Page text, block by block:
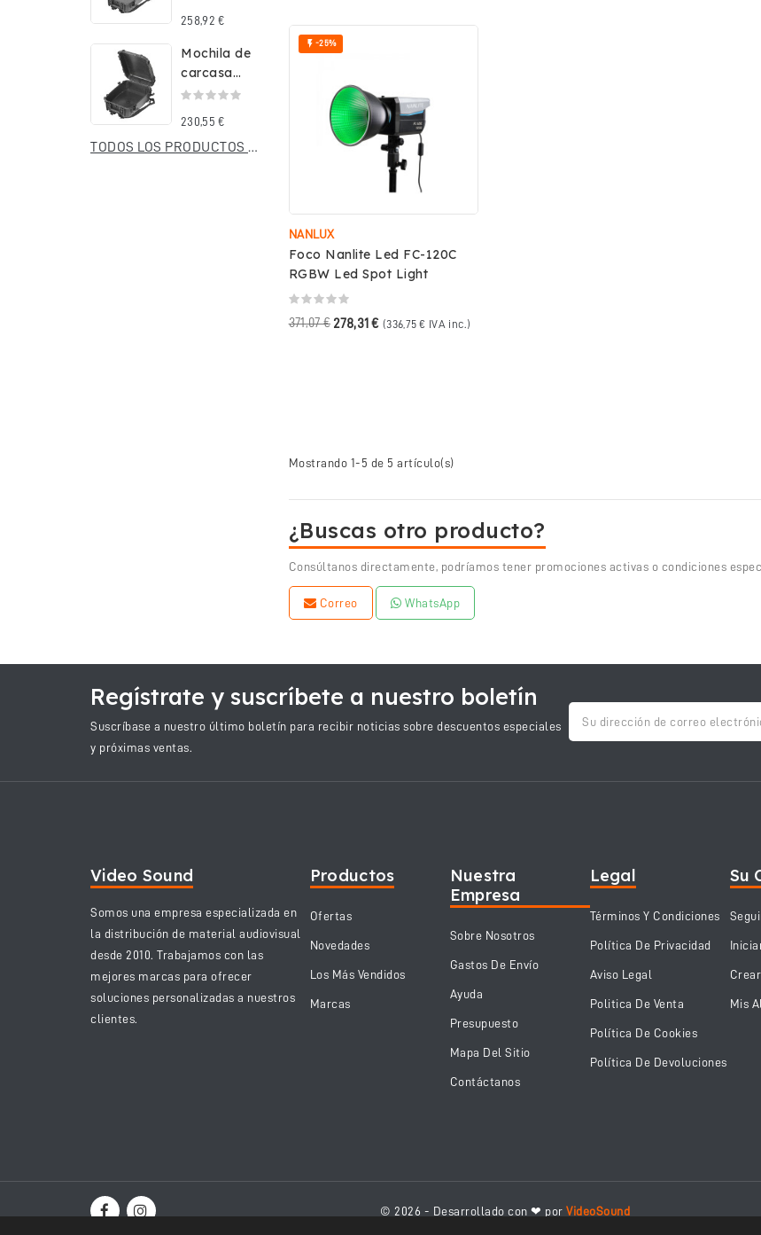
con...
258,92 €
Mochila de
carcasa
rígida
Stark...
230,55 €
TODOS LOS PRODUCTOS NUEVOS
 -25%
NANLUX
Foco Nanlite Led FC-120C
RGBW Led Spot Light
371,07 € 278,31 € (336,75 € IVA inc.)
Mostrando 1-5 de 5 artículo(s)
¿Buscas otro producto?
Consúltanos directamente, podríamos tener promociones activas o condiciones
Correo WhatsApp
Regístrate y suscríbete a nuestro boletín
Suscríbase a nuestro último boletín para recibir noticias sobre descuentos especiales
y próximas ventas.
Video Sound
Somos una empresa especializada en
la distribución de material audiovisual
desde 2010. Trabajamos con las
mejores marcas para ofrecer
soluciones personalizadas a nuestros
clientes.
Productos
Ofertas
Novedades
Los Más Vendidos
Marcas
Nuestra
Empresa
Sobre Nosotros
Gastos De Envío
Ayuda
Presupuesto
Mapa Del Sitio
Contáctanos
Legal
Términos Y Condiciones
Política De Privacidad
Aviso Legal
Politica De Venta
Política De Cookies
Política De Devoluciones
Su
Mis
© 2026 - Desarrollado con ❤ por VideoSound